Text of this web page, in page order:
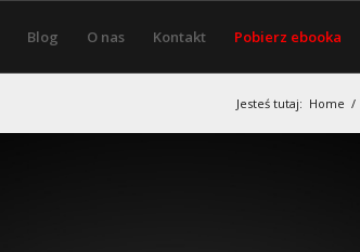
Blog O nas Kontakt Pobierz ebooka
Jesteś tutaj: Home /